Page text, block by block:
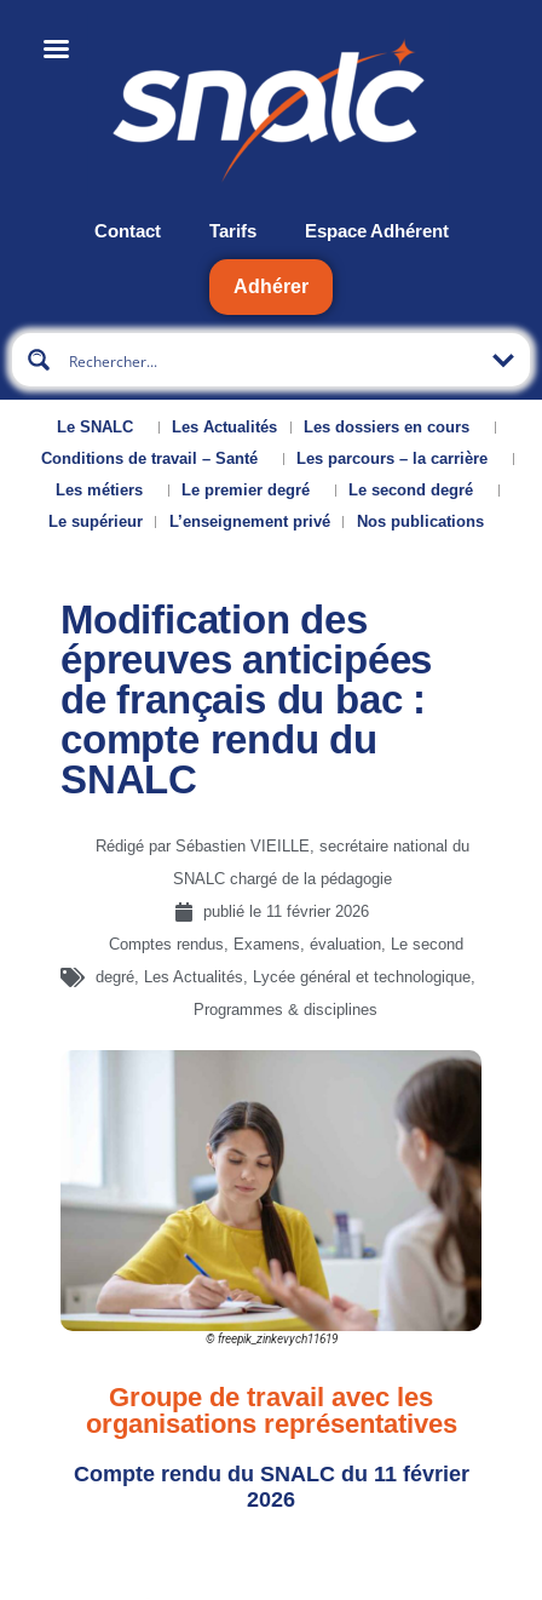
Contact Tarifs Espace Adhérent
Adhérer
Le SNALC Les Actualités
Les dossiers en cours
Conditions de travail – Santé
Les parcours – la carrière
Les métiers
Le premier degré
Le second degré
Le supérieur
L’enseignement privé Nos publications
Modification des
épreuves anticipées
de français du bac :
compte rendu du
SNALC
Rédigé par Sébastien VIEILLE, secrétaire national du
SNALC chargé de la pédagogie
publié le 11 février 2026
Comptes rendus, Examens, évaluation, Le second
degré, Les Actualités, Lycée général et technologique,
Programmes & disciplines
© freepik_zinkevych11619
Groupe de travail avec les
organisations représentatives
Compte rendu du SNALC du 11 février
2026